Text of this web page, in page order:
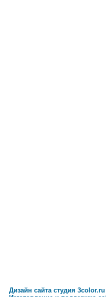
Дизайн сайта студия 3color.ru